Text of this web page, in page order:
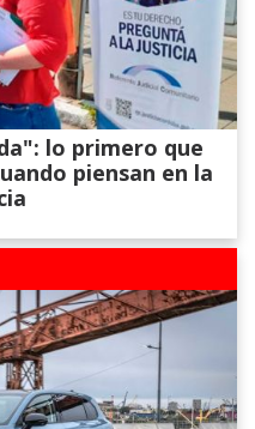
lo primero que
piensan en la